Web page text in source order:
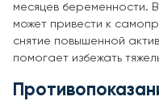
месяцев беременности.
может привести к
снятие повышенной
помогает избежать